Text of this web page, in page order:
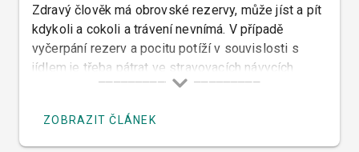
Zdravý člověk má obrovské rezervy, může jíst a pít
kdykoli a cokoli a trávení nevnímá. V případě
vyčerpání rezerv a pocitu potíží v souvislosti s
jídlem je třeba pátrat ve stravovacích návycích
dříve, než začít užívat léky podporující trávení.
ZOBRAZIT ČLÁNEK